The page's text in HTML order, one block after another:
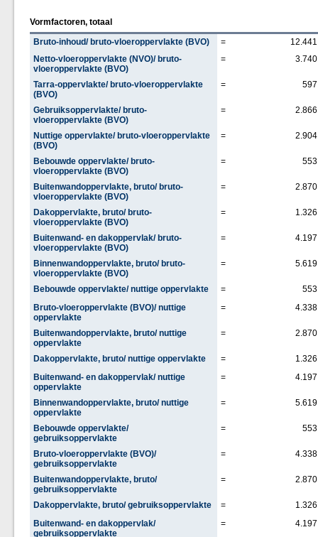
Vormfactoren, totaal
Bruto-inhoud/ bruto-vloeroppervlakte (BVO)
=
12.441
Netto-vloeroppervlakte (NVO)/ bruto-
vloeroppervlakte (BVO)
= 3.740
Tarra-oppervlakte/ bruto-vloeroppervlakte
(BVO)
= 597
Gebruiksoppervlakte/ bruto-
vloeroppervlakte (BVO)
= 2.866
Nuttige oppervlakte/ bruto-vloeroppervlakte
(BVO)
= 2.904
Bebouwde oppervlakte/ bruto-
vloeroppervlakte (BVO)
= 553
Buitenwandoppervlakte, bruto/ bruto-
vloeroppervlakte (BVO)
= 2.870
Dakoppervlakte, bruto/ bruto-
vloeroppervlakte (BVO)
= 1.326
Buitenwand- en dakoppervlak/ bruto-
vloeroppervlakte (BVO)
= 4.197
Binnenwandoppervlakte, bruto/ bruto-
vloeroppervlakte (BVO)
= 5.619
Bebouwde oppervlakte/ nuttige oppervlakte =
553
Bruto-vloeroppervlakte (BVO)/ nuttige
oppervlakte
= 4.338
Buitenwandoppervlakte, bruto/ nuttige
oppervlakte
= 2.870
Dakoppervlakte, bruto/ nuttige oppervlakte =
1.326
Buitenwand- en dakoppervlak/ nuttige
oppervlakte
= 4.197
Binnenwandoppervlakte, bruto/ nuttige
oppervlakte
= 5.619
Bebouwde oppervlakte/
gebruiksoppervlakte
= 553
Bruto-vloeroppervlakte (BVO)/
gebruiksoppervlakte
= 4.338
Buitenwandoppervlakte, bruto/
gebruiksoppervlakte
= 2.870
Dakoppervlakte, bruto/ gebruiksoppervlakte =
1.326
Buitenwand- en dakoppervlak/
gebruiksoppervlakte
= 4.197